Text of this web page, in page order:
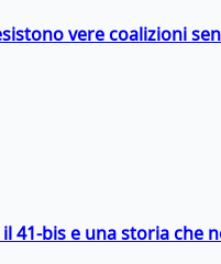
vere coalizioni
41-bis e una storia che